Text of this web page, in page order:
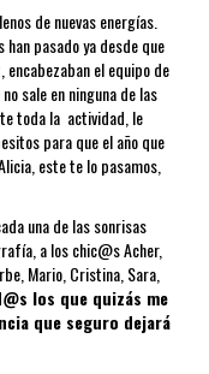
de nuevas energías.
pasado ya desde que
encabezaban el equipo de
sale en ninguna de las
toda la actividad, le
para que el año que
este te lo pasamos,
una de las sonrisas
a los chic@s Acher,
Mario, Cristina, Sara,
los que quizás me
que seguro dejará